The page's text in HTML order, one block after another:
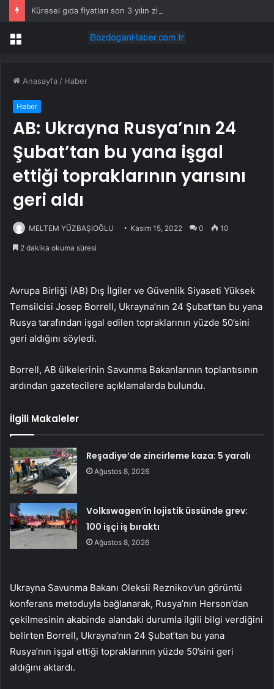
Küresel gıda fiyatları son 3 yılın zirvesine tırmandı
Menü
Anasayfa / Haber
Haber
AB: Ukrayna Rusya’nın 24
Şubat’tan bu yana işgal
ettiği topraklarının yarısını
geri aldı
MELTEM YÜZBAŞIOĞLU Kasım 15, 2022 0 10
2 dakika okuma süresi
Avrupa Birliği (AB) Dış İlgiler ve Güvenlik Siyaseti Yüksek
Temsilcisi Josep Borrell, Ukrayna’nın 24 Şubat’tan bu yana
Rusya tarafından işgal edilen topraklarının yüzde 50’sini
geri aldığını söyledi.
Borrell, AB ülkelerinin Savunma Bakanlarının toplantısının
ardından gazetecilere açıklamalarda bulundu.
İlgili Makaleler
Reşadiye’de zincirleme kaza: 5 yaralı
Ağustos 8, 2026
Volkswagen’in lojistik üssünde grev:
100 işçi iş bıraktı
Ağustos 8, 2026
Ukrayna Savunma Bakanı Oleksii Reznikov’un görüntü
konferans metoduyla bağlanarak, Rusya’nın Herson’dan
çekilmesinin akabinde alandaki durumla ilgili bilgi verdiğini
belirten Borrell, Ukrayna’nın 24 Şubat’tan bu yana
Rusya’nın işgal ettiği topraklarının yüzde 50’sini geri
aldığını aktardı.